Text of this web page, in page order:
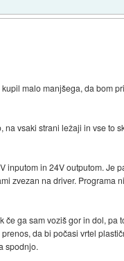
malo manjšega, da bom
vsaki strani ležaji in vse to
in 24V outputom. Je
zvezan na driver. Programa
ga sam voziš gor in dol,
da bi počasi vrtel
spodnjo.